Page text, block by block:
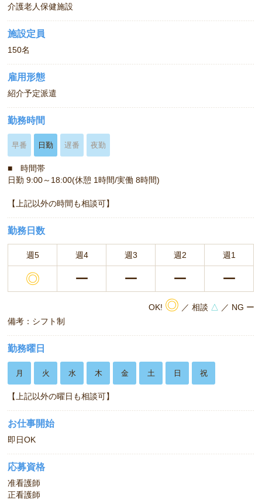
介護老人保健施設
施設定員
150名
雇用形態
紹介予定派遣
勤務時間
早番 日勤 遅番 夜勤
■ 時間帯
日勤 9:00～18:00(休憩 1時間/実働 8時間)
【上記以外の時間も相談可】
勤務日数
週5 週4 週3 週2 週1
◎ ー ー ー ー
OK! ◎ ／ 相談 △ ／ NG ー
備考：シフト制
勤務曜日
月 火 水 木 金 土 日 祝
【上記以外の曜日も相談可】
お仕事開始
即日OK
応募資格
准看護師
正看護師